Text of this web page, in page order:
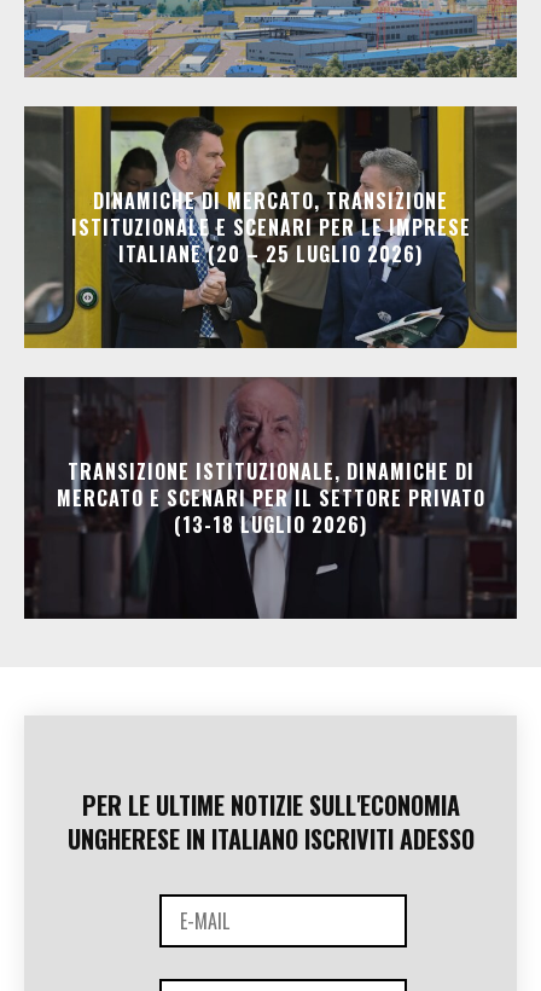
DINAMICHE DI MERCATO, TRANSIZIONE
ISTITUZIONALE E SCENARI PER LE IMPRESE
ITALIANE (20 – 25 LUGLIO 2026)
TRANSIZIONE ISTITUZIONALE, DINAMICHE DI
MERCATO E SCENARI PER IL SETTORE PRIVATO
(13-18 LUGLIO 2026)
PER LE ULTIME NOTIZIE SULL'ECONOMIA
UNGHERESE IN ITALIANO ISCRIVITI ADESSO